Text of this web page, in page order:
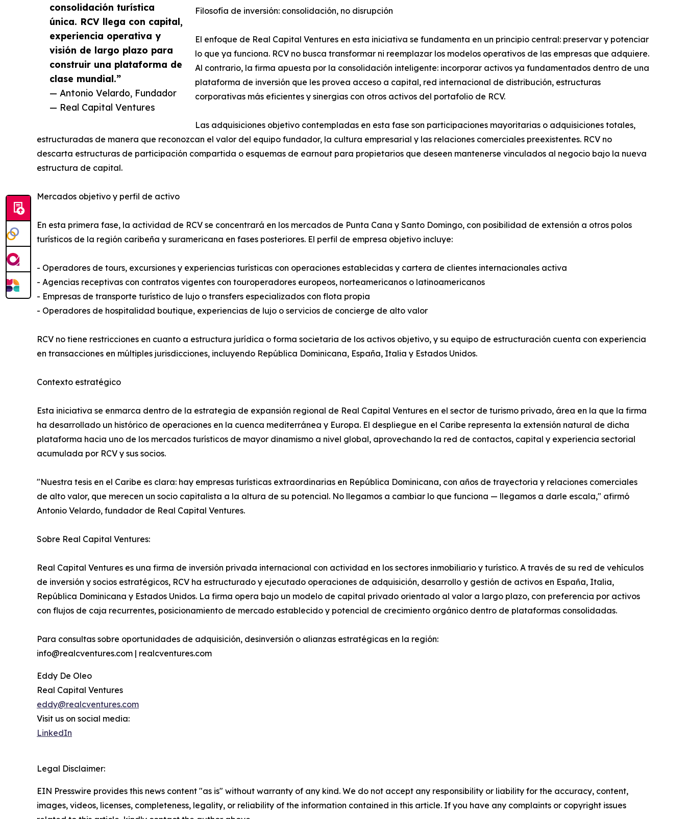
consolidación turística
única. RCV llega con capital,
experiencia operativa y
visión de largo plazo para
construir una plataforma de
clase mundial.”
— Antonio Velardo, Fundador
— Real Capital Ventures
Filosofía de inversión: consolidación, no disrupción
El enfoque de Real Capital Ventures en esta iniciativa se fundamenta en un principio central: preservar y potenciar
lo que ya funciona. RCV no busca transformar ni reemplazar los modelos operativos de las empresas que adquiere.
Al contrario, la firma apuesta por la consolidación inteligente: incorporar activos ya fundamentados dentro de una
plataforma de inversión que les provea acceso a capital, red internacional de distribución, estructuras
corporativas más eficientes y sinergias con otros activos del portafolio de RCV.
Las adquisiciones objetivo contempladas en esta fase son participaciones mayoritarias o adquisiciones totales,
estructuradas de manera que reconozcan el valor del equipo fundador, la cultura empresarial y las relaciones comerciales preexistentes. RCV no
descarta estructuras de participación compartida o esquemas de earnout para propietarios que deseen mantenerse vinculados al negocio bajo la nueva
estructura de capital.
Mercados objetivo y perfil de activo
En esta primera fase, la actividad de RCV se concentrará en los mercados de Punta Cana y Santo Domingo, con posibilidad de extensión a otros polos
turísticos de la región caribeña y suramericana en fases posteriores. El perfil de empresa objetivo incluye:
- Operadores de tours, excursiones y experiencias turísticas con operaciones establecidas y cartera de clientes internacionales activa
- Agencias receptivas con contratos vigentes con touroperadores europeos, norteamericanos o latinoamericanos
- Empresas de transporte turístico de lujo o transfers especializados con flota propia
- Operadores de hospitalidad boutique, experiencias de lujo o servicios de concierge de alto valor
RCV no tiene restricciones en cuanto a estructura jurídica o forma societaria de los activos objetivo, y su equipo de estructuración cuenta con experiencia
en transacciones en múltiples jurisdicciones, incluyendo República Dominicana, España, Italia y Estados Unidos.
Contexto estratégico
Esta iniciativa se enmarca dentro de la estrategia de expansión regional de Real Capital Ventures en el sector de turismo privado, área en la que la firma
ha desarrollado un histórico de operaciones en la cuenca mediterránea y Europa. El despliegue en el Caribe representa la extensión natural de dicha
plataforma hacia uno de los mercados turísticos de mayor dinamismo a nivel global, aprovechando la red de contactos, capital y experiencia sectorial
acumulada por RCV y sus socios.
"Nuestra tesis en el Caribe es clara: hay empresas turísticas extraordinarias en República Dominicana, con años de trayectoria y relaciones comerciales
de alto valor, que merecen un socio capitalista a la altura de su potencial. No llegamos a cambiar lo que funciona — llegamos a darle escala," afirmó
Antonio Velardo, fundador de Real Capital Ventures.
Sobre Real Capital Ventures:
Real Capital Ventures es una firma de inversión privada internacional con actividad en los sectores inmobiliario y turístico. A través de su red de vehículos
de inversión y socios estratégicos, RCV ha estructurado y ejecutado operaciones de adquisición, desarrollo y gestión de activos en España, Italia,
República Dominicana y Estados Unidos. La firma opera bajo un modelo de capital privado orientado al valor a largo plazo, con preferencia por activos
con flujos de caja recurrentes, posicionamiento de mercado establecido y potencial de crecimiento orgánico dentro de plataformas consolidadas.
Para consultas sobre oportunidades de adquisición, desinversión o alianzas estratégicas en la región:
info@realcventures.com | realcventures.com
Eddy De Oleo
Real Capital Ventures
eddy@realcventures.com
Visit us on social media:
LinkedIn
Legal Disclaimer:
EIN Presswire provides this news content "as is" without warranty of any kind. We do not accept any responsibility or liability for the accuracy, content,
images, videos, licenses, completeness, legality, or reliability of the information contained in this article. If you have any complaints or copyright issues